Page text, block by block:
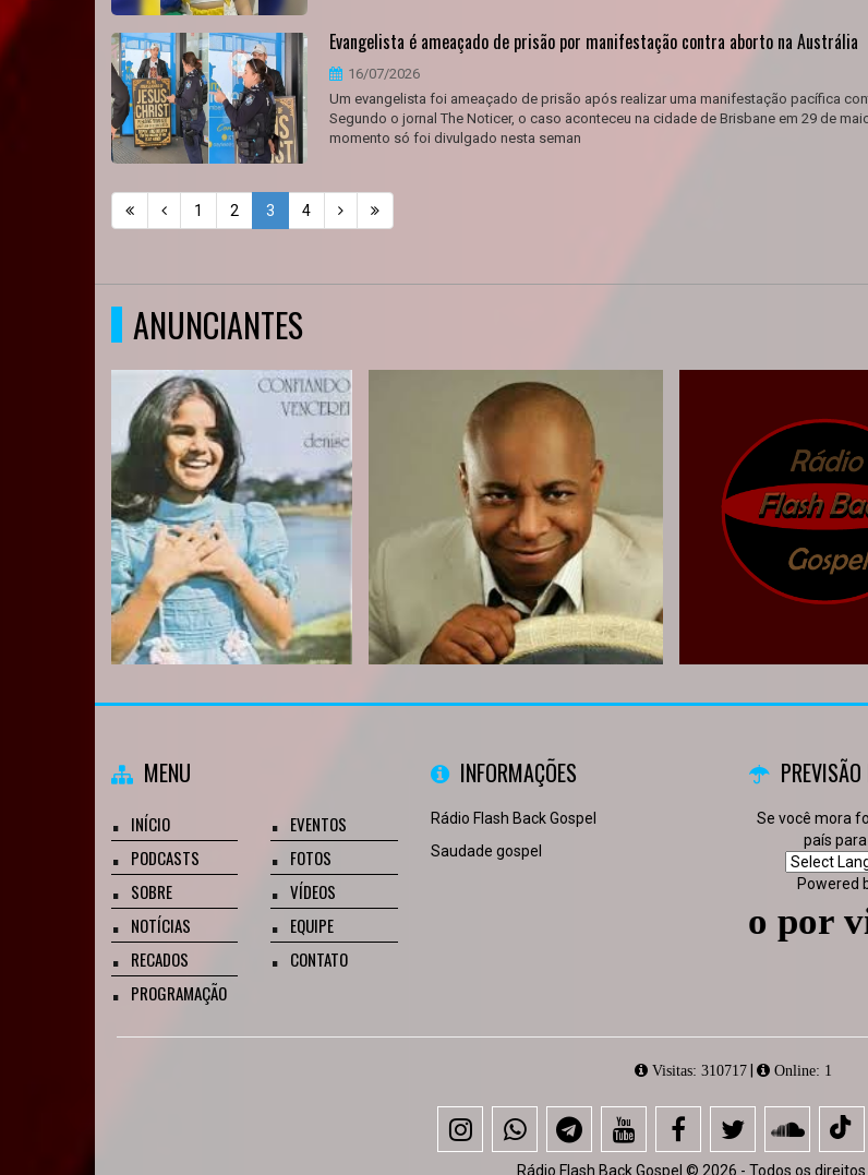
Evangelista é ameaçado de prisão por manifestação contra aborto na Austrália
16/07/2026
Um evangelista foi ameaçado de prisão após realizar uma manifestação pacífica
Segundo o jornal The Noticer, o caso aconteceu na cidade de Brisbane em 29 de
momento só foi divulgado nesta seman
1 2 3 4
ANUNCIANTES
MENU
INÍCIO
PODCASTS
SOBRE
NOTÍCIAS
RECADOS
PROGRAMAÇÃO
EVENTOS
FOTOS
VÍDEOS
EQUIPE
CONTATO
INFORMAÇÕES
Rádio Flash Back Gospel
Saudade gospel
Se você mora
país
Powered
Obrigado por
Visitas: 310717| Online: 1
Rádio Flash Back Gospel © 2026 - Todos os direitos